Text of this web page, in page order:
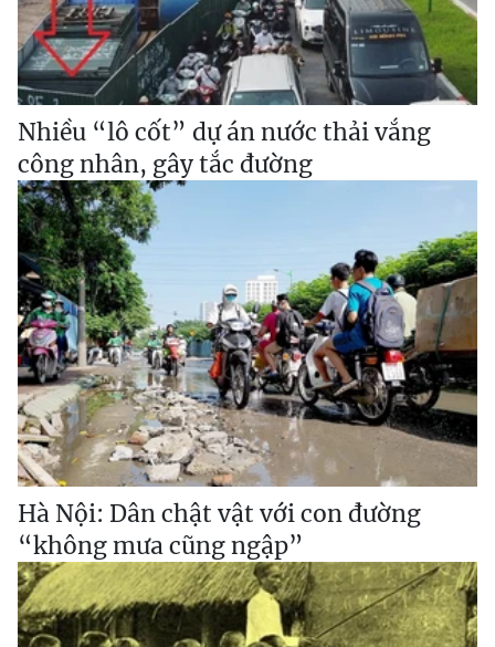
Nhiều “lô cốt” dự án nước thải vắng
công nhân, gây tắc đường
Hà Nội: Dân chật vật với con đường
“không mưa cũng ngập”